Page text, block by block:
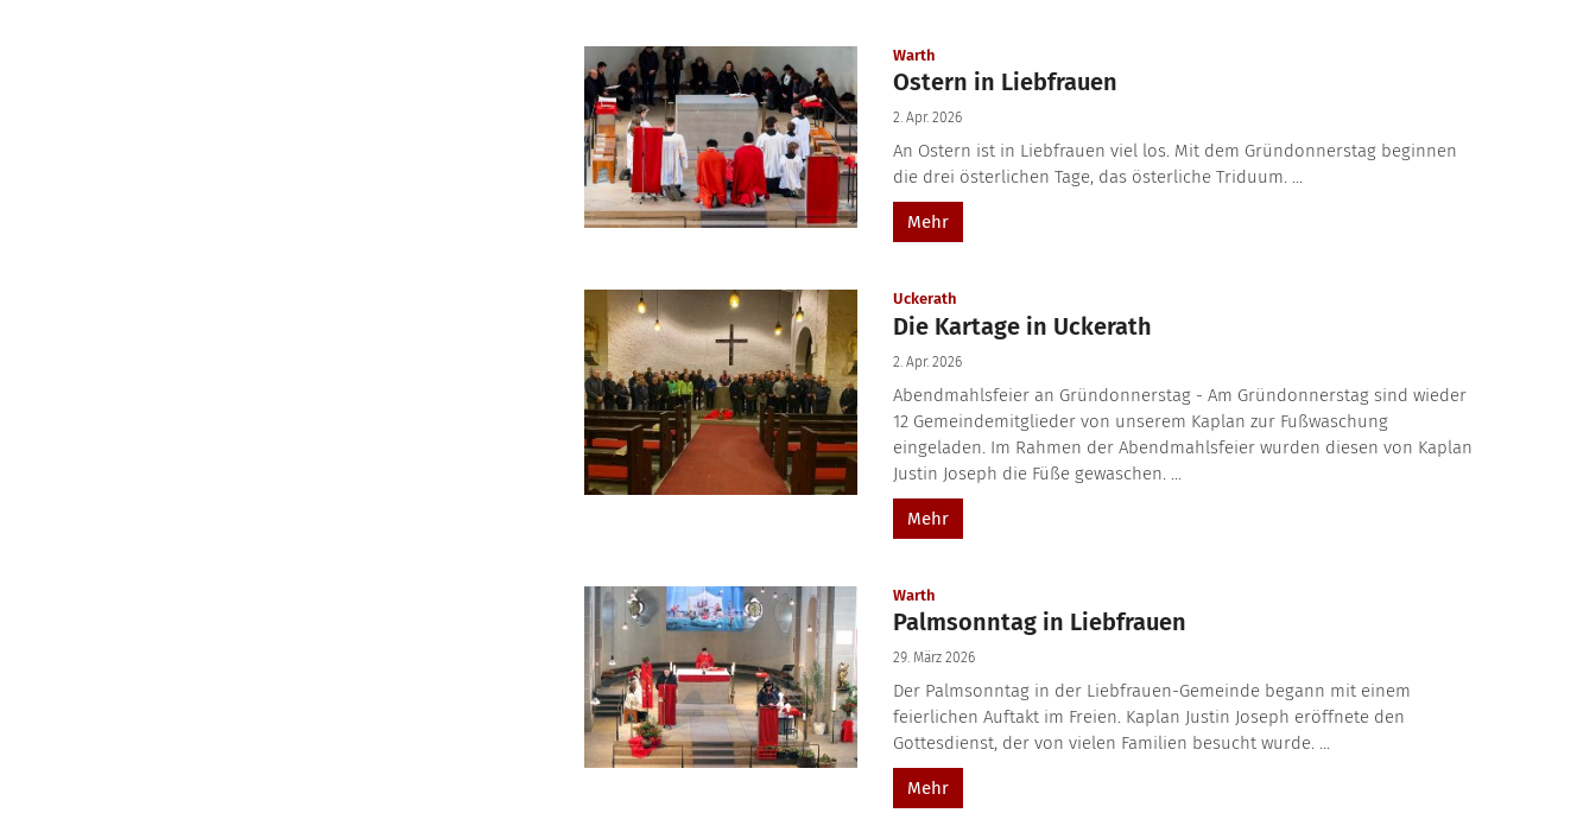
Warth
Ostern in Liebfrauen
2. Apr. 2026
An Ostern ist in Liebfrauen viel los. Mit dem Gründonnerstag beginnen
die drei österlichen Tage, das österliche Triduum. ...
Mehr
Uckerath
Die Kartage in Uckerath
2. Apr. 2026
Abendmahlsfeier an Gründonnerstag - Am Gründonnerstag sind wieder
12 Gemeindemitglieder von unserem Kaplan zur Fußwaschung
eingeladen. Im Rahmen der Abendmahlsfeier wurden diesen von Kaplan
Justin Joseph die Füße gewaschen. ...
Mehr
Warth
Palmsonntag in Liebfrauen
29. März 2026
Der Palmsonntag in der Liebfrauen-Gemeinde begann mit einem
feierlichen Auftakt im Freien. Kaplan Justin Joseph eröffnete den
Gottesdienst, der von vielen Familien besucht wurde. ...
Mehr